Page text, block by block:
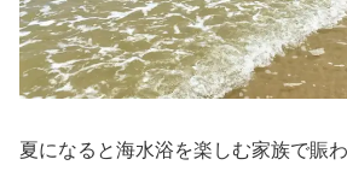
夏になると海水浴を楽しむ家族で賑